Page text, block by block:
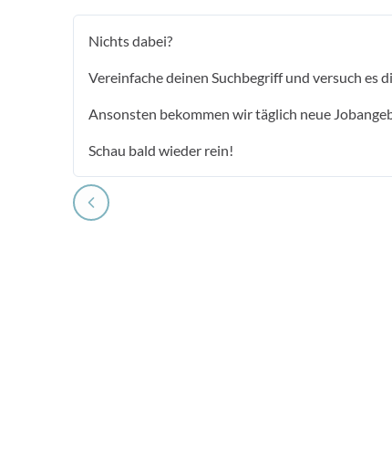
Nichts dabei?
Vereinfache deinen Suchbegriff und versuch es
Ansonsten bekommen wir täglich neue
Schau bald wieder rein!